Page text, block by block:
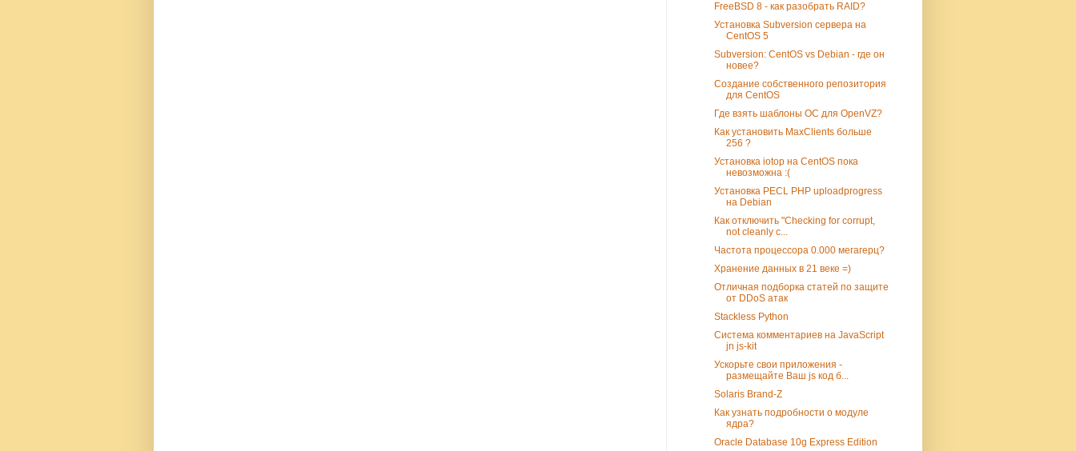
FreeBSD 8 - как разобрать RAID?
Установка Subversion сервера на
CentOS 5
Subversion: CentOS vs Debian - где он
новее?
Создание собственного репозитория
для CentOS
Где взять шаблоны ОС для OpenVZ?
Как установить MaxClients больше
256 ?
Установка iotop на CentOS пока
невозможна :(
Установка PECL PHP uploadprogress
на Debian
Как отключить "Checking for corrupt,
not cleanly c...
Частота процессора 0.000 мегагерц?
Хранение данных в 21 веке =)
Отличная подборка статей по защите
от DDoS атак
Stackless Python
Система комментариев на JavaScript
jn js-kit
Ускорьте свои приложения -
размещайте Ваш js код б...
Solaris Brand-Z
Как узнать подробности о модуле
ядра?
Oracle Database 10g Express Edition